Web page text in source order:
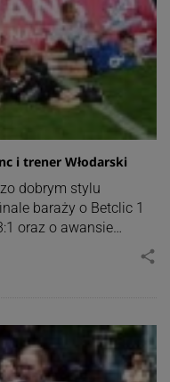
i trener Włodarski
dobrym stylu
baraży o Betclic 1
oraz o awansie…
share